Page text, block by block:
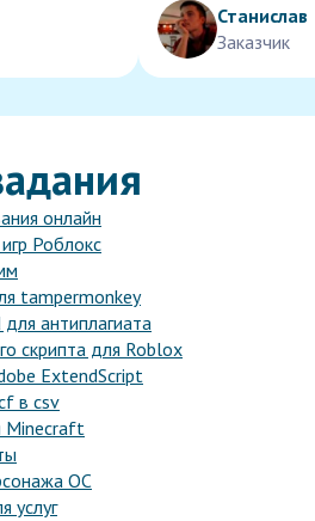
Станислав
Заказчик
онлайн
Роблокс
tampermonkey
антиплагиата
скрипта для Roblox
ExtendScript
в csv
Minecraft
ОС
услуг